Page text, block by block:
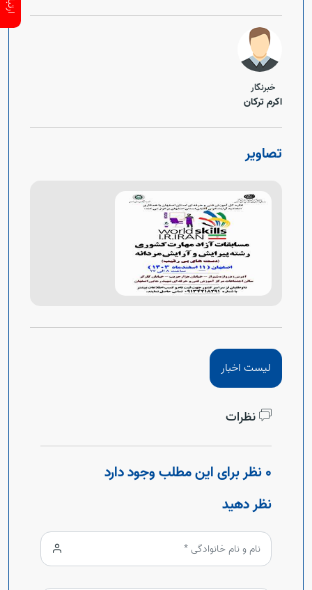
خبرنگار
اکرم ترکان
تصاویر
لیست اخبار
نظرات
0 نظر برای این مطلب وجود دارد
نظر دهید